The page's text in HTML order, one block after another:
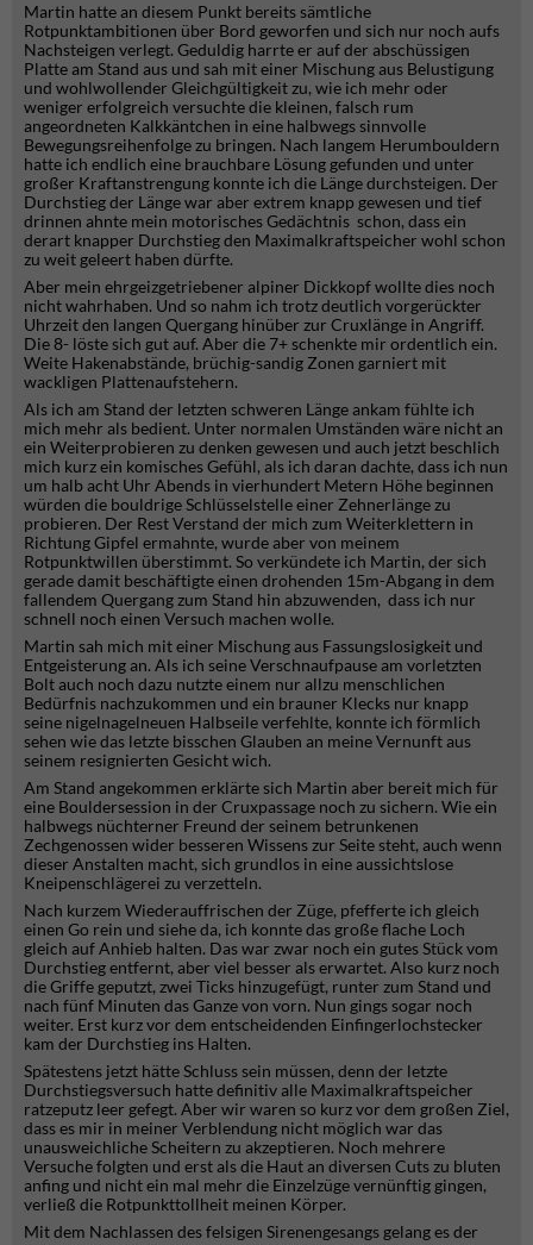
Martin hatte an diesem Punkt bereits sämtliche
Rotpunktambitionen über Bord geworfen und sich nur noch aufs
Nachsteigen verlegt. Geduldig harrte er auf der abschüssigen
Platte am Stand aus und sah mit einer Mischung aus Belustigung
und wohlwollender Gleichgültigkeit zu, wie ich mehr oder
weniger erfolgreich versuchte die kleinen, falsch rum
angeordneten Kalkkäntchen in eine halbwegs sinnvolle
Bewegungsreihenfolge zu bringen. Nach langem Herumbouldern
hatte ich endlich eine brauchbare Lösung gefunden und unter
großer Kraftanstrengung konnte ich die Länge durchsteigen. Der
Durchstieg der Länge war aber extrem knapp gewesen und tief
drinnen ahnte mein motorisches Gedächtnis schon, dass ein
derart knapper Durchstieg den Maximalkraftspeicher wohl schon
zu weit geleert haben dürfte.
Aber mein ehrgeizgetriebener alpiner Dickkopf wollte dies noch
nicht wahrhaben. Und so nahm ich trotz deutlich vorgerückter
Uhrzeit den langen Quergang hinüber zur Cruxlänge in Angriff.
Die 8- löste sich gut auf. Aber die 7+ schenkte mir ordentlich ein.
Weite Hakenabstände, brüchig-sandig Zonen garniert mit
wackligen Plattenaufstehern.
Als ich am Stand der letzten schweren Länge ankam fühlte ich
mich mehr als bedient. Unter normalen Umständen wäre nicht an
ein Weiterprobieren zu denken gewesen und auch jetzt beschlich
mich kurz ein komisches Gefühl, als ich daran dachte, dass ich nun
um halb acht Uhr Abends in vierhundert Metern Höhe beginnen
würden die bouldrige Schlüsselstelle einer Zehnerlänge zu
probieren. Der Rest Verstand der mich zum Weiterklettern in
Richtung Gipfel ermahnte, wurde aber von meinem
Rotpunktwillen überstimmt. So verkündete ich Martin, der sich
gerade damit beschäftigte einen drohenden 15m-Abgang in dem
fallendem Quergang zum Stand hin abzuwenden, dass ich nur
schnell noch einen Versuch machen wolle.
Martin sah mich mit einer Mischung aus Fassungslosigkeit und
Entgeisterung an. Als ich seine Verschnaufpause am vorletzten
Bolt auch noch dazu nutzte einem nur allzu menschlichen
Bedürfnis nachzukommen und ein brauner Klecks nur knapp
seine nigelnagelneuen Halbseile verfehlte, konnte ich förmlich
sehen wie das letzte bisschen Glauben an meine Vernunft aus
seinem resignierten Gesicht wich.
Am Stand angekommen erklärte sich Martin aber bereit mich für
eine Bouldersession in der Cruxpassage noch zu sichern. Wie ein
halbwegs nüchterner Freund der seinem betrunkenen
Zechgenossen wider besseren Wissens zur Seite steht, auch wenn
dieser Anstalten macht, sich grundlos in eine aussichtslose
Kneipenschlägerei zu verzetteln.
Nach kurzem Wiederauffrischen der Züge, pfefferte ich gleich
einen Go rein und siehe da, ich konnte das große flache Loch
gleich auf Anhieb halten. Das war zwar noch ein gutes Stück vom
Durchstieg entfernt, aber viel besser als erwartet. Also kurz noch
die Griffe geputzt, zwei Ticks hinzugefügt, runter zum Stand und
nach fünf Minuten das Ganze von vorn. Nun gings sogar noch
weiter. Erst kurz vor dem entscheidenden Einfingerlochstecker
kam der Durchstieg ins Halten.
Spätestens jetzt hätte Schluss sein müssen, denn der letzte
Durchstiegsversuch hatte definitiv alle Maximalkraftspeicher
ratzeputz leer gefegt. Aber wir waren so kurz vor dem großen Ziel,
dass es mir in meiner Verblendung nicht möglich war das
unausweichliche Scheitern zu akzeptieren. Noch mehrere
Versuche folgten und erst als die Haut an diversen Cuts zu bluten
anfing und nicht ein mal mehr die Einzelzüge vernünftig gingen,
verließ die Rotpunkttollheit meinen Körper.
Mit dem Nachlassen des felsigen Sirenengesangs gelang es der